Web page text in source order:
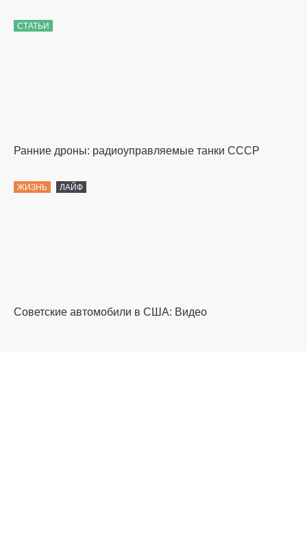
СТАТЬИ
Ранние дроны: радиоуправляемые танки СССР
ЖИЗНЬ ЛАЙФ
Советские автомобили в США: Видео